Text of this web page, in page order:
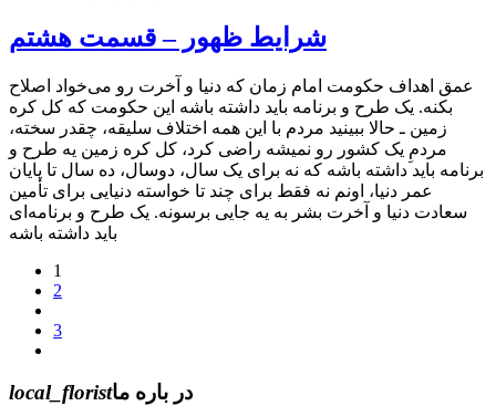
شرایط ظهور – قسمت هشتم
عمق اهداف حکومت امام زمان که دنیا و آخرت رو می‌خواد اصلاح
بکنه. یک طرح و برنامه باید داشته باشه این حکومت که کل کره
زمین ـ حالا ببینید مردم با این همه اختلاف سلیقه، چقدر سخته،
مردمِ یک کشور رو نمیشه راضی کرد، کل کره زمین یه طرح و
برنامه باید داشته باشه که نه برای یک سال، دوسال، ده سال تا پایان
عمر دنیا، اونم نه فقط برای چند تا خواسته‌ دنیایی برای تأمین
سعادت دنیا و آخرت بشر به یه جایی برسونه. یک طرح و برنامه‌ای
باید داشته باشه
1
2
3
local_floristدر باره ما